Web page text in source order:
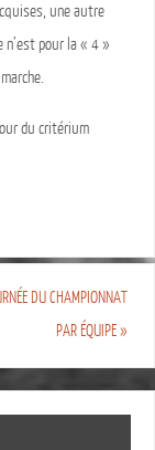
une autre
pour la « 4 »
du critérium
DU CHAMPIONNAT
PAR ÉQUIPE»